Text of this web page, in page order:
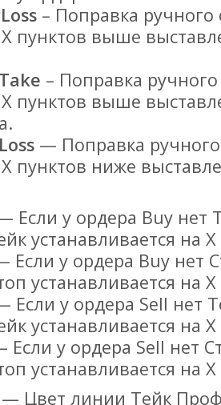
– Поправка
пунктов выше
– Поправка
Х пунктов выше
— Поправка
пунктов ниже
Если у ордера Buy нет
устанавливается на Х
Если у ордера Buy нет
устанавливается на Х
Если у ордера Sell нет
устанавливается на Х
Если у ордера Sell нет
устанавливается на Х
— Цвет линии Тейк